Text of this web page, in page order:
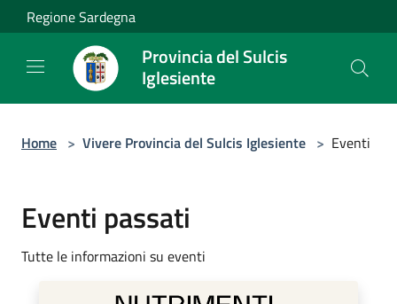
Salta al contenuto principale
Regione Sardegna
Provincia del Sulcis
Iglesiente
Home > Vivere Provincia del Sulcis Iglesiente > Eventi
Eventi passati
Tutte le informazioni su eventi